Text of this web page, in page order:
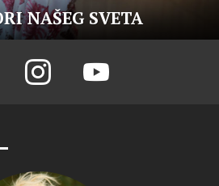
NAŠEG SVETA
instagram youtube